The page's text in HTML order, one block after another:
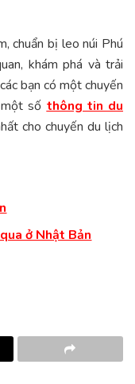
chuẩn bị leo núi Phú
khám phá và trải
bạn có một chuyến
số thông tin du
cho chuyến du lịch
ở Nhật Bản